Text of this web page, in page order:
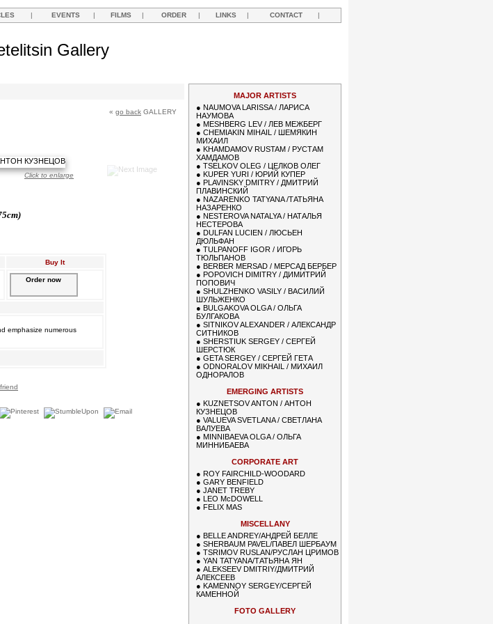
| EVENTS | FILMS | ORDER | LINKS | CONTACT |
Gallery
« go back GALLERY
Click to enlarge
Buy It
Order now
emphasize numerous
MAJOR ARTISTS
● NAUMOVA LARISSA / ЛАРИСА
НАУМОВА
● MESHBERG LEV / ЛЕВ МЕЖБЕРГ
● CHEMIAKIN MIHAIL / ШЕМЯКИН
МИХАИЛ
● KHAMDAMOV RUSTAM / РУСТАМ
ХАМДАМОВ
● TSELKOV OLEG / ЦЕЛКОВ ОЛЕГ
● KUPER YURI / ЮРИЙ КУПЕР
● PLAVINSKY DMITRY / ДМИТРИЙ
ПЛАВИНСКИЙ
● NAZARENKO TATYANA /ТАТЬЯНА
НАЗАРЕНКО
● NESTEROVA NATALYA / НАТАЛЬЯ
НЕСТЕРОВА
● DULFAN LUCIEN / ЛЮСЬЕН
ДЮЛЬФАН
● TULPANOFF IGOR / ИГОРЬ
ТЮЛЬПАНОВ
● BERBER MERSAD / МЕРСАД БЕРБЕР
● POPOVICH DIMITRY / ДИМИТРИЙ
ПОПОВИЧ
● SHULZHENKO VASILY / ВАСИЛИЙ
ШУЛЬЖЕНКО
● BULGAKOVA OLGA / ОЛЬГА
БУЛГАКОВА
● SITNIKOV ALEXANDER / АЛЕКСАНДР
СИТНИКОВ
● SHERSTIUK SERGEY / СЕРГЕЙ
ШЕРСТЮК
● GETA SERGEY / СЕРГЕЙ ГЕТА
● ODNORALOV MIKHAIL / МИХАИЛ
ОДНОРАЛОВ
EMERGING ARTISTS
● KUZNETSOV ANTON / АНТОН
КУЗНЕЦОВ
● VALUEVA SVETLANA / СВЕТЛАНА
ВАЛУЕВА
● MINNIBAEVA OLGA / ОЛЬГА
МИННИБАЕВА
CORPORATE ART
● ROY FAIRCHILD-WOODARD
● GARY BENFIELD
● JANET TREBY
● LEO McDOWELL
● FELIX MAS
MISCELLANY
● BELLE ANDREY/АНДРЕЙ БЕЛЛЕ
● SHERBAUM PAVEL/ПАВЕЛ ШЕРБАУМ
● TSRIMOV RUSLAN/РУСЛАН ЦРИМОВ
● YAN TATYANA/ТАТЬЯНА ЯН
● ALEKSEEV DMITRIY/ДМИТРИЙ
АЛЕКСЕЕВ
● KAMENNOY SERGEY/СЕРГЕЙ
КАМЕННОЙ
FOTO GALLERY